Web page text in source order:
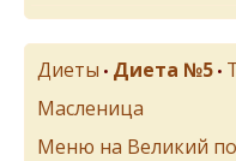
Диеты • Диета №5 •
Масленица
Меню на Великий